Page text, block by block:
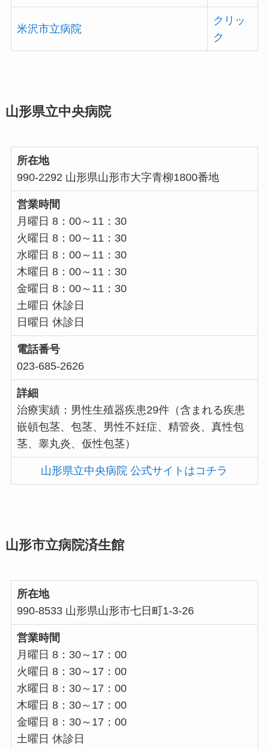
米沢市立病院
クリッ
ク
山形県立中央病院
所在地
990-2292 山形県山形市大字青柳1800番地
営業時間
月曜日 8：00～11：30
火曜日 8：00～11：30
水曜日 8：00～11：30
木曜日 8：00～11：30
金曜日 8：00～11：30
土曜日 休診日
日曜日 休診日
電話番号
023-685-2626
詳細
治療実績：男性生殖器疾患29件（含まれる疾患
嵌頓包茎、包茎、男性不妊症、精管炎、真性包
茎、睾丸炎、仮性包茎）
山形県立中央病院 公式サイトはコチラ
山形市立病院済生館
所在地
990-8533 山形県山形市七日町1-3-26
営業時間
月曜日 8：30～17：00
火曜日 8：30～17：00
水曜日 8：30～17：00
木曜日 8：30～17：00
金曜日 8：30～17：00
土曜日 休診日